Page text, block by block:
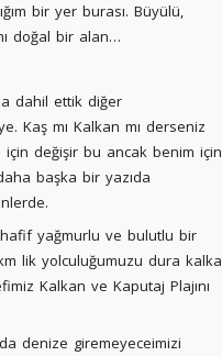
bir yer burası. Büyülü,
doğal bir alan…
dahil ettik diğer
Kaş mı Kalkan mı derseniz
değişir bu ancak benim için
başka bir yazıda
yağmurlu ve bulutlu bir
lik yolculuğumuzu dura kalka
Kalkan ve Kaputaj Plajını
denize giremeyeceimizi